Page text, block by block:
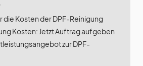
die Kosten der DPF-Reinigung
Kosten: Jetzt Auftrag aufgeben
zur DPF-